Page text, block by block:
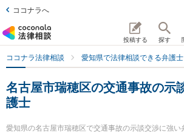
ココナラへ
投稿する 探す
ココナラ法律相談 愛知県で法律相談できる弁護士
名古屋市瑞穂区の交通事故の示
護士
愛知県の名古屋市瑞穂区で交通事故の示談交渉に強い